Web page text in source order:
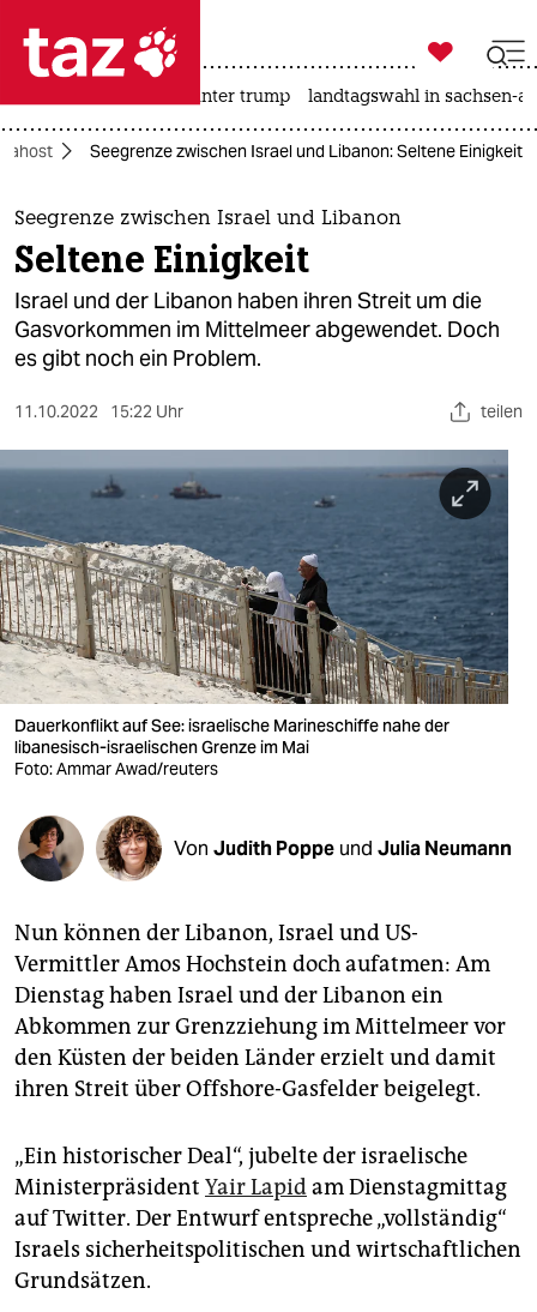
 taz zahl ich
taz zahl ich
themen
politik
öko
gesellschaft
berlin
nord
wahrheit
verlag
verlag
shop
fragen & hilfe
unterstützen
abo
genossenschaft
epaper login

taz zahl ich
usa unter trump landtagswahl in sachsen-
Seegrenze zwischen Israel und Libanon: Seltene Einigkeit
Seegrenze zwischen Israel und Libanon
Seltene Einigkeit
Israel und der Libanon haben ihren Streit um die
Gasvorkommen im Mittelmeer abgewendet. Doch
es gibt noch ein Problem.
11.10.2022 15:22 Uhr teilen
Dauerkonflikt auf See: israelische Marineschiffe nahe der
libanesisch-israelischen Grenze im Mai
Foto: Ammar Awad/reuters
Von Judith Poppe und Julia Neumann
Nun können der Libanon, Israel und US-
Vermittler Amos Hochstein doch aufatmen: Am
Dienstag haben Israel und der Libanon ein
Abkommen zur Grenzziehung im Mittelmeer vor
den Küsten der beiden Länder erzielt und damit
ihren Streit über Offshore-Gasfelder beigelegt.
„Ein historischer Deal“, jubelte der israelische
Ministerpräsident Yair Lapidam Dienstagmittag
auf Twitter. Der Entwurf entspreche „vollständig“
Israels sicherheitspolitischen und wirtschaftlichen
Grundsätzen.